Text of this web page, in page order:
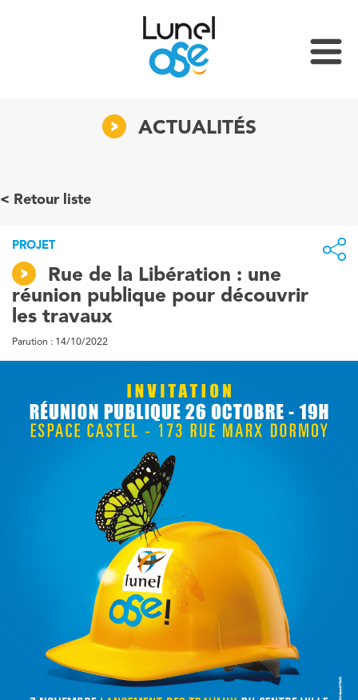
ACTUALITÉS
Retour liste
Rue de la Libération : une
réunion publique pour découvrir
les travaux
PROJET
Parution : 14/10/2022